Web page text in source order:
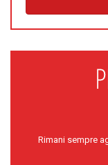
Rimani sempre